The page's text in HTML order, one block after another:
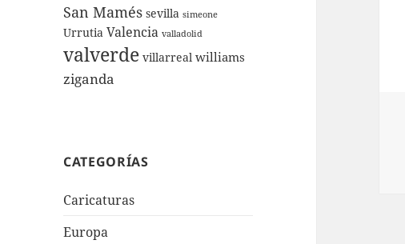
San Mamés sevilla simeone
Urrutia Valencia valladolid
valverde villarreal williams
ziganda
CATEGORÍAS
Caricaturas
Europa